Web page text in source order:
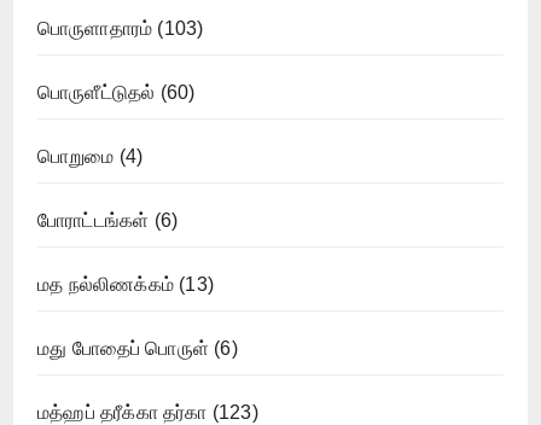
பொருளாதாரம் (103)
பொருளீட்டுதல் (60)
பொறுமை (4)
போராட்டங்கள் (6)
மத நல்லிணக்கம் (13)
மது போதைப் பொருள் (6)
மத்ஹப் தரீக்கா தர்கா (123)